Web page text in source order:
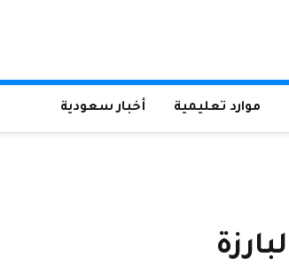
موارد تعليمية أخبار سعودية